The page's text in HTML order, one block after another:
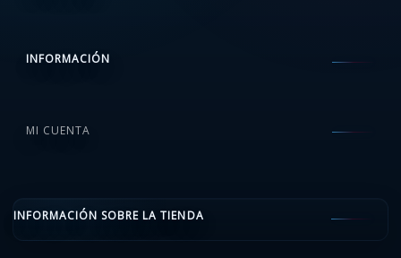
INFORMACIÓN
MI CUENTA
INFORMACIÓN SOBRE LA TIENDA